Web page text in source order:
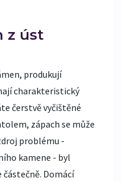
z úst
produkují
charakteristický
čerstvě vyčištěné
zápach se může
problému -
kamene - byl
Domácí